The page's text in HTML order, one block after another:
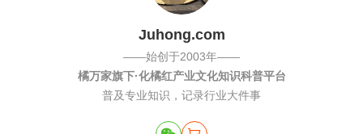
Juhong.com
——始创于2003年——
橘万家旗下·化橘红产业文化知识科普平台
普及专业知识，记录行业大件事